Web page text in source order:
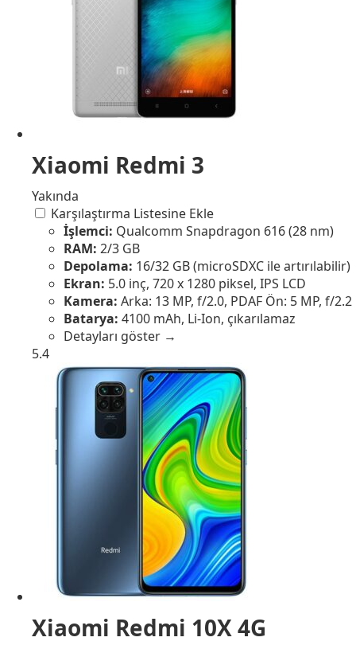
Xiaomi Redmi 3
Yakında
Karşılaştırma Listesine Ekle
İşlemci: Qualcomm Snapdragon 616 (28 nm)
RAM: 2/3 GB
Depolama: 16/32 GB (microSDXC ile artırılabilir)
Ekran: 5.0 inç, 720 x 1280 piksel, IPS LCD
Kamera: Arka: 13 MP, f/2.0, PDAF Ön: 5 MP, f/2.2
Batarya: 4100 mAh, Li-Ion, çıkarılamaz
Detayları göster →
5.4
Xiaomi Redmi 10X 4G